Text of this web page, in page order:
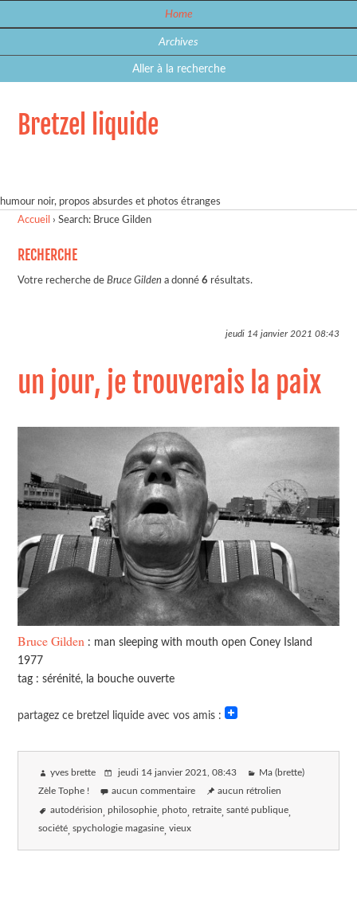
Home
Archives
Aller à la recherche
Bretzel liquide
humour noir, propos absurdes et photos étranges
Accueil ›Search: Bruce Gilden
RECHERCHE
Votre recherche deBruce Gilden a donné6 résultats.
jeudi 14 janvier 2021 08:43
un jour, je trouverais la paix
Bruce Gilden : man sleeping with mouth open Coney Island
1977
tag : sérénité, la bouche ouverte
partagez ce bretzel liquide avec vos amis :
yves brette jeudi 14 janvier 2021, 08:43 Ma (brette)
Zèle Tophe ! aucun commentaire aucun rétrolien
autodérision philosophie photo retraite santé publique
société spychologie magasine vieux